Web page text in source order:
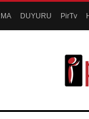
DUYURU PirTv